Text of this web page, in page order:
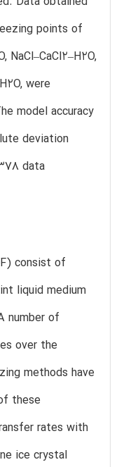
points of
NaCl–CaCl2–H2O,
were
model accuracy
deviation
data
consist of
liquid medium
number of
over the
methods have
these
rates with
ice crystal